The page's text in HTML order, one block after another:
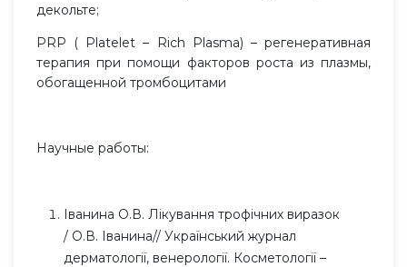
декольте;
PRP ( Platelet – Rich Plasma) – регенеративная
терапия при помощи факторов роста из плазмы,
обогащенной тромбоцитами
Научные работы:
Іванина О.В. Лікування трофічних виразок
/ О.В. Іванина// Український журнал
дерматології, венерології. Косметології –